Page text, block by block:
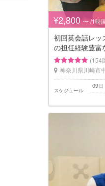
¥2,800 〜 /1時
初回英会話レッ
の担任経験豊富
(154
神奈川県川崎市
スケジュール
日
09